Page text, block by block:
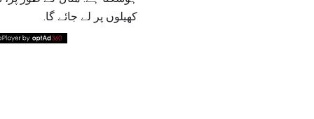
کھیلوں پر لے جائے گا.